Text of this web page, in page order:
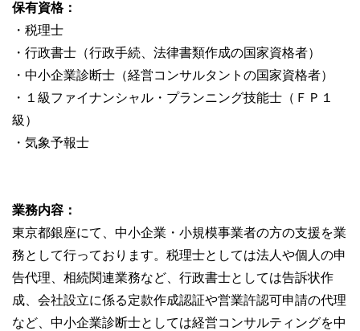
保有資格：
・税理士
・行政書士（行政手続、法律書類作成の国家資格者）
・中小企業診断士（経営コンサルタントの国家資格者）
・１級ファイナンシャル・プランニング技能士（ＦＰ１
級）
・気象予報士
業務内容：
東京都銀座にて、中小企業・小規模事業者の方の支援を業
務として行っております。税理士としては法人や個人の申
告代理、相続関連業務など、行政書士としては告訴状作
成、会社設立に係る定款作成認証や営業許認可申請の代理
など、中小企業診断士としては経営コンサルティングを中